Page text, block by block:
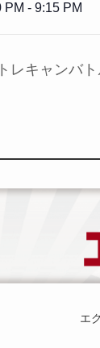
PM - 9:15 PM
トレキャンバ
エ